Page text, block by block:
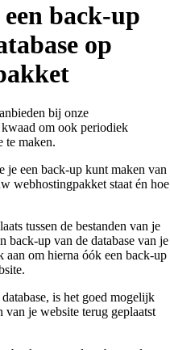
back-up
op
bij onze
om ook periodiek
te maken.
je een back-up kunt maken van
webhostingpakket staat én hoe
tussen de bestanden van je
back-up van de database van je
aan om hierna óók een back-up
is het goed mogelijk
van je website terug geplaatst